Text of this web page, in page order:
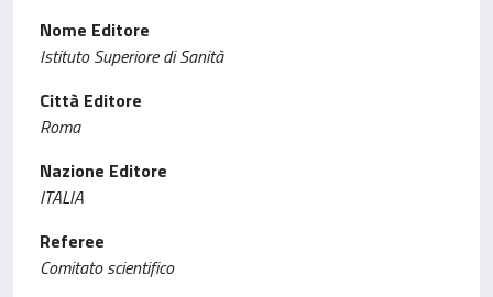
Nome Editore
Istituto Superiore di Sanità
Città Editore
Roma
Nazione Editore
ITALIA
Referee
Comitato scientifico